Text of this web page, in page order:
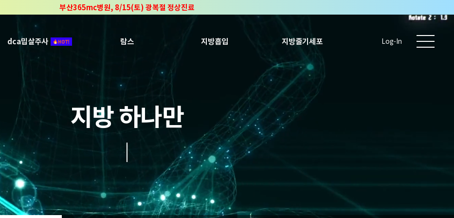
부산365mc병원, 8/15(토) 광복절 정상진료
2025 "부산365mc 보건복지부 장관상" 수상!
dca밉살주사 람스 지방흡입 지방줄기세포 Log-In
지방 하나만